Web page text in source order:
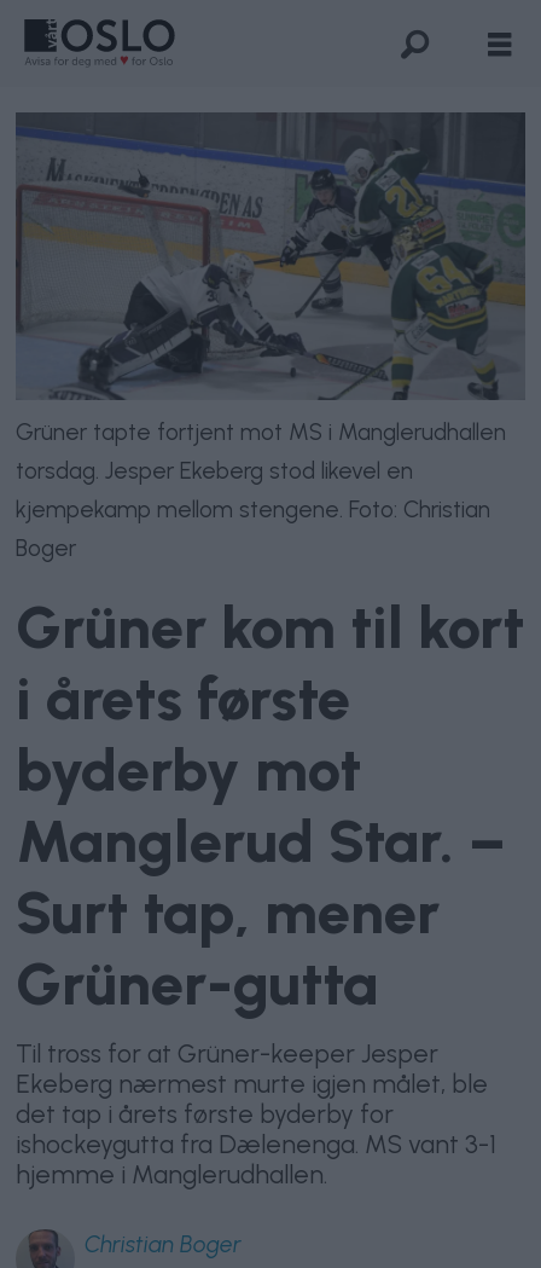
Grüner tapte fortjent mot MS i Manglerudhallen
torsdag. Jesper Ekeberg stod likevel en
kjempekamp mellom stengene. Foto: Christian
Boger
Grüner kom til kort
i årets første
byderby mot
Manglerud Star. –
Surt tap, mener
Grüner-gutta
Til tross for at Grüner-keeper Jesper
Ekeberg nærmest murte igjen målet, ble
det tap i årets første byderby for
ishockeygutta fra Dælenenga. MS vant 3-1
hjemme i Manglerudhallen.
Christian Boger